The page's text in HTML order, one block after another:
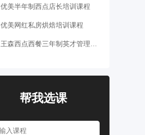
优美半年制西点店长培训课程
优美网红私房烘焙培训课程
王森西点西餐三年制英才管理专业培训课程
帮我选课